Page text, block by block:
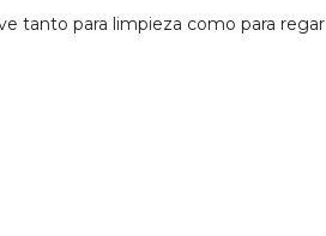
tanto para limpieza como para regar